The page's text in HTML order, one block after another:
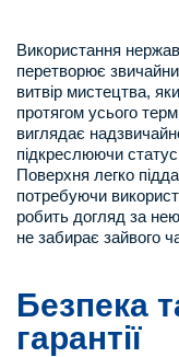
Використання
перетворює
витвір мистецтва,
протягом усього
виглядає
підкреслюючи
Поверхня легко
потребуючи
робить догляд за
не забирає зайвого
Безпека
гарантії